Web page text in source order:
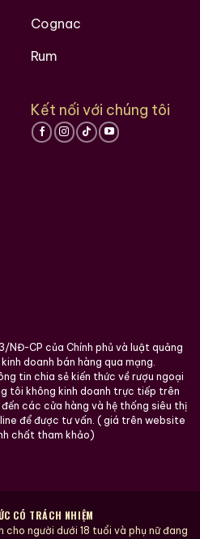
Cognac
Rum
Kết nối với chúng tôi
NĐ-CP của Chính phủ và luật quảng
doanh bán hàng qua mạng.
tin chia sẻ kiến thức về rượu ngoại
tôi không kinh doanh trực tiếp trên
các cửa hàng và hệ thống siêu thị
để được tư vấn. ( giá trên website
chất tham khảo)
CÓ TRÁCH NHIỆM
cho người dưới 18 tuổi và phụ nữ đang